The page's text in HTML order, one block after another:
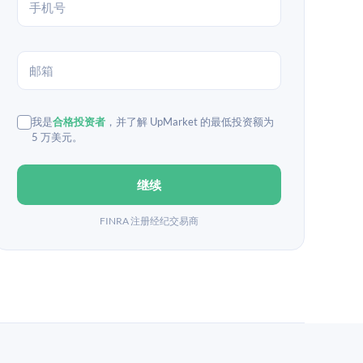
我是合格投资者 ，并了解 UpMarket 的最低投资额为
5 万美元。
继续
FINRA 注册经纪交易商